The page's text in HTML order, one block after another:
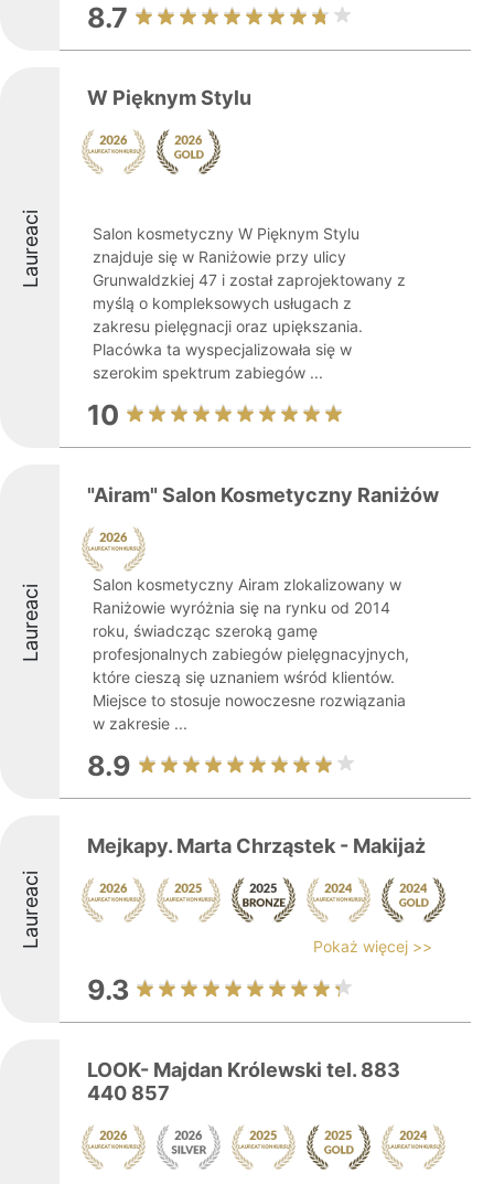
8.7
Laureaci
W Pięknym Stylu
Salon kosmetyczny W Pięknym Stylu
znajduje się w Raniżowie przy ulicy
Grunwaldzkiej 47 i został zaprojektowany z
myślą o kompleksowych usługach z
zakresu pielęgnacji oraz upiększania.
Placówka ta wyspecjalizowała się w
szerokim spektrum zabiegów ...
10
Laureaci
"Airam" Salon Kosmetyczny Raniżów
Salon kosmetyczny Airam zlokalizowany w
Raniżowie wyróżnia się na rynku od 2014
roku, świadcząc szeroką gamę
profesjonalnych zabiegów pielęgnacyjnych,
które cieszą się uznaniem wśród klientów.
Miejsce to stosuje nowoczesne rozwiązania
w zakresie ...
8.9
Laureaci
Mejkapy. Marta Chrząstek - Makijaż
Pokaż więcej >>
9.3
LOOK- Majdan Królewski tel. 883
440 857